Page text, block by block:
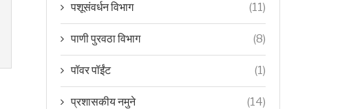
पशूसंवर्धन विभाग (11)
पाणी पुरवठा विभाग (8)
पॉवर पॉईंट (1)
प्रशासकीय नमुने (14)